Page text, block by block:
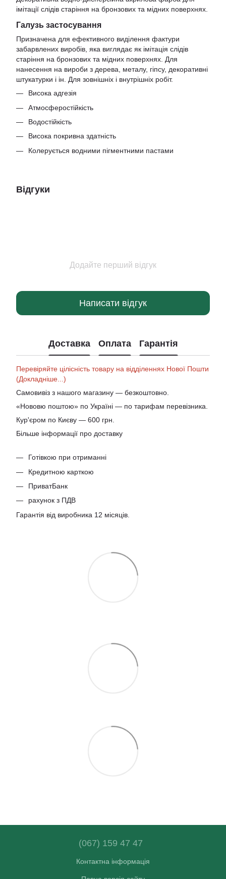
імітації слідів старіння на бронзових та мідних поверхнях.
Галузь застосування
Призначена для ефективного виділення фактури
забарвлених виробів, яка виглядає як імітація слідів
старіння на бронзових та мідних поверхнях. Для
нанесення на вироби з дерева, металу, гіпсу, декоративні
штукатурки і ін. Для зовнішніх і внутрішніх робіт.
Висока адгезія
Атмосферостійкість
Водостійкість
Висока покривна здатність
Колерується водними пігментними пастами
Відгуки
Додайте перший відгук
Написати відгук
Доставка Оплата Гарантія
Перевіряйте цілісність товару на відділеннях Нової Пошти
(Докладніше...)
Самовивіз з нашого магазину — безкоштовно.
«Нововю поштою» по Україні — по тарифам перевізника.
Кур'єром по Києву — 600 грн.
Більше інформації про доставку
Готівкою при отриманні
Кредитною карткою
ПриватБанк
рахунок з ПДВ
Гарантія від виробника 12 місяців.
(067) 159 47 47
Контактна інформація